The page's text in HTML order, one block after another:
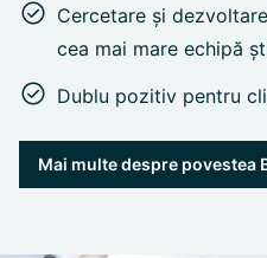
Cercetare și
cea mai mare echipă
Dublu pozitiv pentru
Mai multe despre povestea